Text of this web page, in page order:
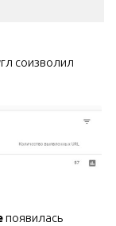
соизволил
появилась